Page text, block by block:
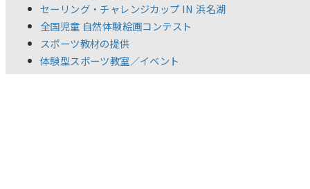
セーリング・チャレンジカップ IN 浜名湖
全国児童 自然体験絵画コンテスト
スポーツ教材の提供
体験型スポーツ教室／イベント